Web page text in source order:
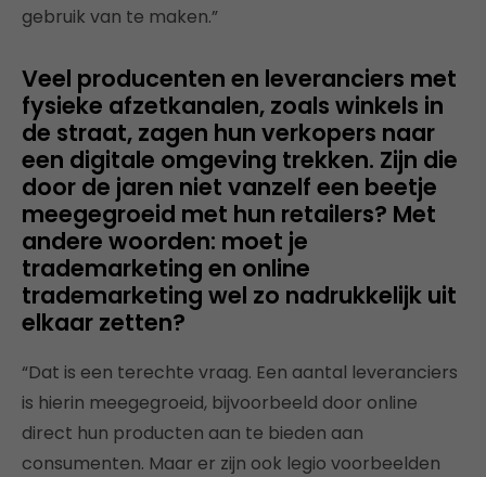
gebruik van te maken.”
Veel producenten en leveranciers met
fysieke afzetkanalen, zoals winkels in
de straat, zagen hun verkopers naar
een digitale omgeving trekken. Zijn die
door de jaren niet vanzelf een beetje
meegegroeid met hun retailers? Met
andere woorden: moet je
trademarketing en online
trademarketing wel zo nadrukkelijk uit
elkaar zetten?
“Dat is een terechte vraag. Een aantal leveranciers
is hierin meegegroeid, bijvoorbeeld door online
direct hun producten aan te bieden aan
consumenten. Maar er zijn ook legio voorbeelden